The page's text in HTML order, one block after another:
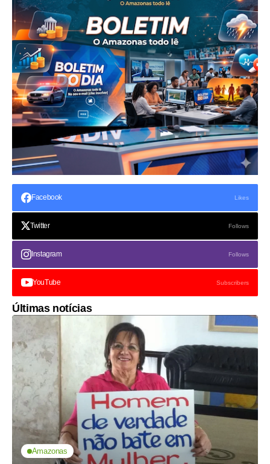
Facebook Likes
Twitter Follows
Instagram Follows
YouTube Subscribers
Últimas notícias
Amazonas